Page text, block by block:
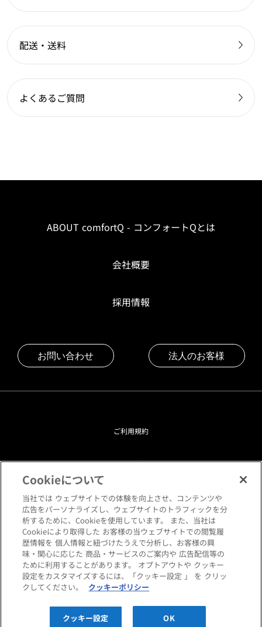
配送・送料
よくあるご質問
ABOUT comfortQ - コンフォートQとは
会社概要
採用情報
お問い合わせ 法人のお客様
Copyright © HANKYU HOME STYLING Co.,LTD All rights reserved.
ご利用規約
プライバシーポリシー
クッキーポリシー
閲覧環境について
サイトマップ
Cookieについて
当社では ウェブサイトでの体験を向上させ、コンテンツや
広告をパーソナライズし、ウェブサイトのトラフィックを分
析するために、Cookieを使用しています。 また、当社は
Cookieにより取得した お客様の当ウェブサイトでの閲覧履
歴情報を 個人情報と紐づけたうえで分析し、お客様の興
味・関心に応じた 商品・サービスのご案内や 広告配信等の
ために利用することがあります。 オプトアウトや クッキー
設定をカスタマイズするには、「クッキー設定 」 を クリッ
クしてください。
クッキーポリシー
クッキー設定 OK